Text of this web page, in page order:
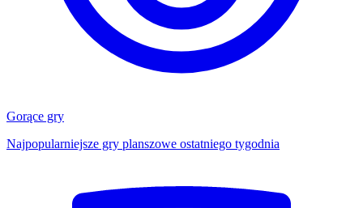
Gorące gry
Najpopularniejsze gry planszowe ostatniego tygodnia